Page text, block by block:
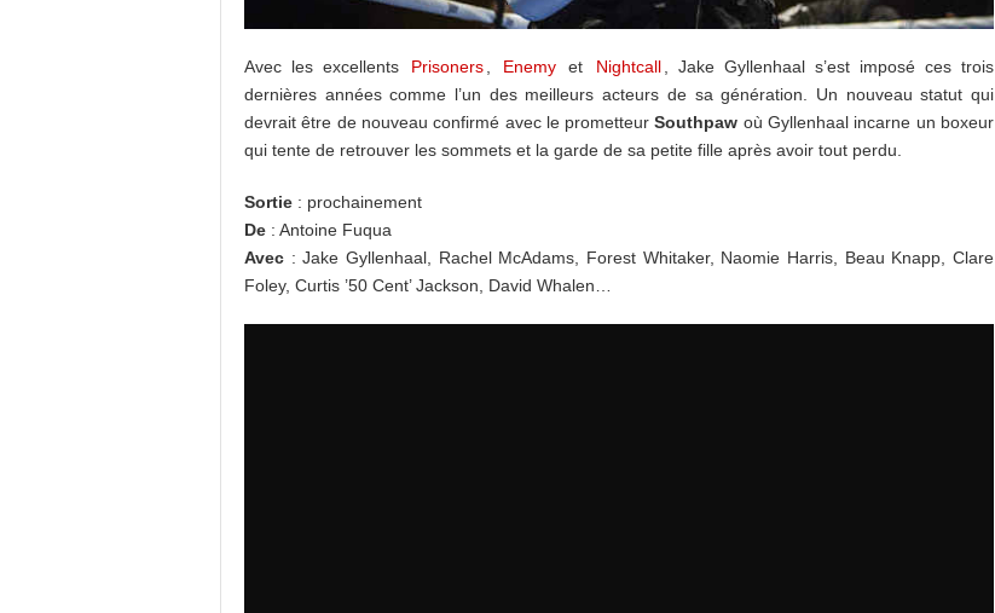
Avec les excellents Prisoners Enemy et Nightcall
, Jake Gyllenhaal s’est imposé ces trois
dernières années comme l’un des meilleurs acteurs de sa génération. Un nouveau statut qui
devrait être de nouveau confirmé avec le prometteurSouthpaw où Gyllenhaal incarne un boxeur
qui tente de retrouver les sommets et la garde de sa petite fille après avoir tout perdu.
Sortie : prochainement
De : Antoine Fuqua
Avec : Jake Gyllenhaal, Rachel McAdams, Forest Whitaker, Naomie Harris, Beau Knapp, Clare
Foley, Curtis ’50 Cent’ Jackson, David Whalen…